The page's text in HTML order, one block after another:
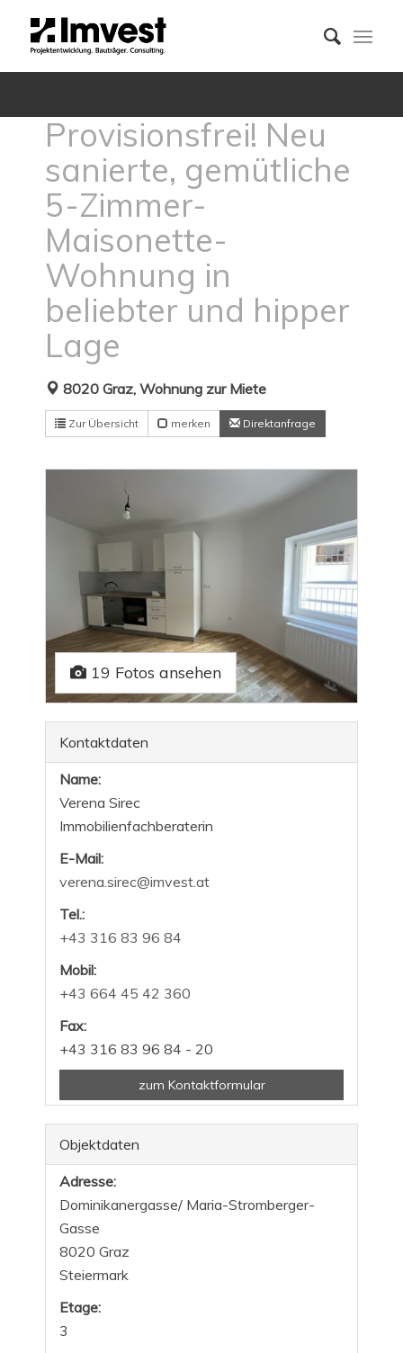
Provisionsfrei! Neu
sanierte, gemütliche
5-Zimmer-
Maisonette-
Wohnung in
beliebter und hipper
Lage
8020 Graz, Wohnung zur Miete
Zur Übersicht merken Direktanfrage
19 Fotos ansehen
Kontaktdaten
Name:
Verena Sirec
Immobilienfachberaterin
E-Mail:
verena.sirec@imvest.at
Tel.:
+43 316 83 96 84
Mobil:
+43 664 45 42 360
Fax:
+43 316 83 96 84 - 20
zum Kontaktformular
Objektdaten
Adresse:
Dominikanergasse/ Maria-Stromberger-
Gasse
8020 Graz
Steiermark
Etage:
3